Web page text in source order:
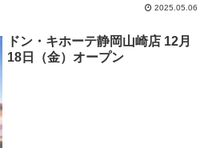
2025.05.06
ドン・キホーテ静岡山崎店 12月
18日（金）オープン